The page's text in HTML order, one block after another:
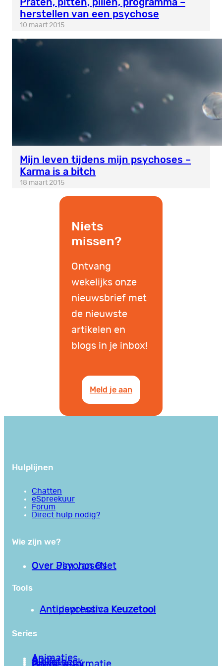
herstellen van een psychose
10 maart 2015
Mijn leven tijdens mijn psychoses –
Karma is a bitch
18 maart 2015
Niets
missen?
Ontvang
wekelijks onze
nieuwsbrief met
de nieuwste
artikelen en
blogs in je inbox!
Meld je aan
Hulplijnen
Chatten
eSpreekuur
Forum
Direct hulp nodig?
Wie zijn we?
Over PsychoseNet
Over Jim van Os
Tools
Antipsychotica Keuzetool
Antidepressiva Keuzetool
Series
Animaties
Apps
Bibliotheek
Goede informatie